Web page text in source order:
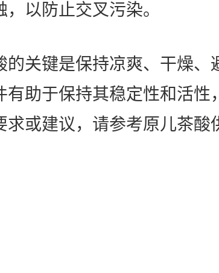
以防止交叉污染。
的关键是保持凉爽、干燥、
有助于保持其稳定性和活性
求或建议，请参考原儿茶酸